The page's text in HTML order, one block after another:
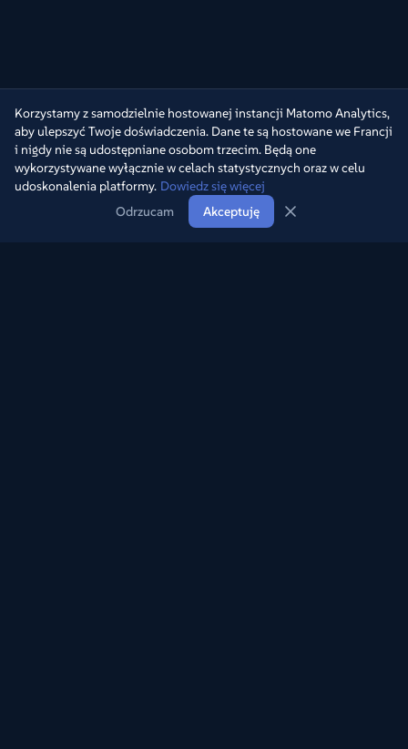
Korzystamy z samodzielnie hostowanej instancji Matomo Analytics,
aby ulepszyć Twoje doświadczenia. Dane te są hostowane we Francji
i nigdy nie są udostępniane osobom trzecim. Będą one
wykorzystywane wyłącznie w celach statystycznych oraz w celu
udoskonalenia platformy. Dowiedz się więcej
Odrzucam
Akceptuję